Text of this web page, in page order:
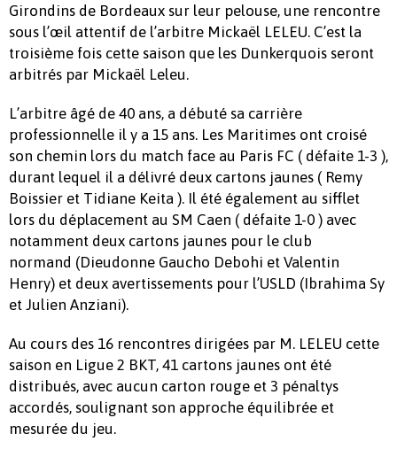
Girondins de Bordeaux sur leur pelouse, une rencontre
sous l’œil attentif de l’arbitre Mickaël LELEU. C’est la
troisième fois cette saison que les Dunkerquois seront
arbitrés par Mickaël Leleu.
L’arbitre âgé de 40 ans, a débuté sa carrière
professionnelle il y a 15 ans. Les Maritimes ont croisé
son chemin lors du match face au Paris FC ( défaite 1-3 ),
durant lequel il a délivré deux cartons jaunes ( Remy
Boissier et Tidiane Keita ). Il été également au sifflet
lors du déplacement au SM Caen ( défaite 1-0 ) avec
notamment deux cartons jaunes pour le club
normand (Dieudonne Gaucho Debohi et Valentin
Henry) et deux avertissements pour l’USLD (Ibrahima Sy
et Julien Anziani).
Au cours des 16 rencontres dirigées par M. LELEU cette
saison en Ligue 2 BKT, 41 cartons jaunes ont été
distribués, avec aucun carton rouge et 3 pénaltys
accordés, soulignant son approche équilibrée et
mesurée du jeu.